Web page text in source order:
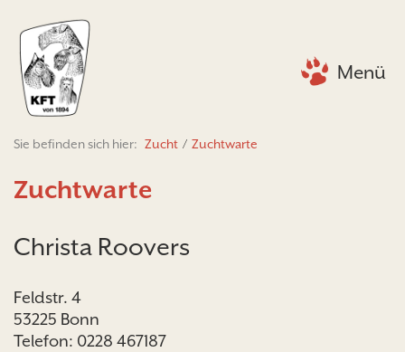
Menü
Sie befinden sich hier: Zucht / Zuchtwarte
Zuchtwarte
Christa Roovers
Feldstr. 4
53225 Bonn
Telefon: 0228 467187